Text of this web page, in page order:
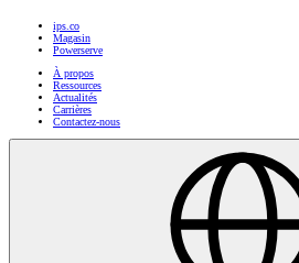
ips.co
Magasin
Powerserve
À propos
Ressources
Actualités
Carrières
Contactez-nous